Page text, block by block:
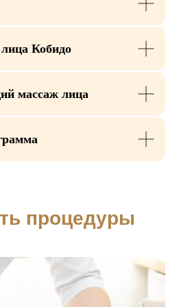
Кобидо
массаж лица